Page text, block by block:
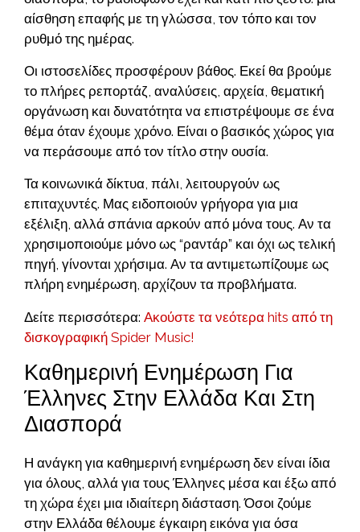
αίσθηση επαφής με τη γλώσσα, τον τόπο και τον
ρυθμό της ημέρας.
Οι ιστοσελίδες προσφέρουν βάθος. Εκεί θα βρούμε
το πλήρες ρεπορτάζ, αναλύσεις, αρχεία, θεματική
οργάνωση και δυνατότητα να επιστρέψουμε σε ένα
θέμα όταν έχουμε χρόνο. Είναι ο βασικός χώρος για
να περάσουμε από τον τίτλο στην ουσία.
Τα κοινωνικά δίκτυα, πάλι, λειτουργούν ως
επιταχυντές. Μας ειδοποιούν γρήγορα για μια
εξέλιξη, αλλά σπάνια αρκούν από μόνα τους. Αν τα
χρησιμοποιούμε μόνο ως “ραντάρ” και όχι ως τελική
πηγή, γίνονται χρήσιμα. Αν τα αντιμετωπίζουμε ως
πλήρη ενημέρωση, αρχίζουν τα προβλήματα.
Δείτε περισσότερα: Ακούστε τα νεότερα hits από τη
δισκογραφική Spider Music!
Καθημερινή Ενημέρωση Για
Έλληνες Στην Ελλάδα Και Στη
Διασπορά
Η ανάγκη για καθημερινή ενημέρωση δεν είναι ίδια
για όλους, αλλά για τους Έλληνες μέσα και έξω από
τη χώρα έχει μια ιδιαίτερη διάσταση. Όσοι ζούμε
στην Ελλάδα θέλουμε έγκαιρη εικόνα για όσα